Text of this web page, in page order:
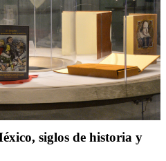
siglos de historia y